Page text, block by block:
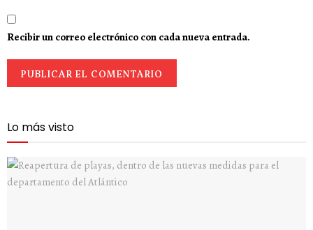
Recibir un correo electrónico con cada nueva entrada.
Lo más visto